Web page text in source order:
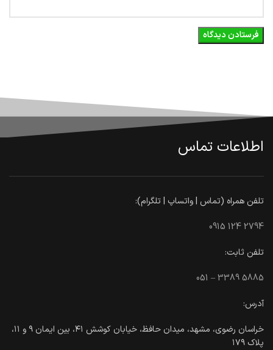
اطلاعات تماس
تلفن همراه (تماس | واتساپ | تلگرام):
0915 124 2794
تلفن ثابت:
051 – 3389 5885
آدرس:
خراسان رضوی، مشهد، میدان حافظ، خیابان کوشش ۴۱، بین ایمان ۹ و ۱۱،
پلاک ۱۷۹